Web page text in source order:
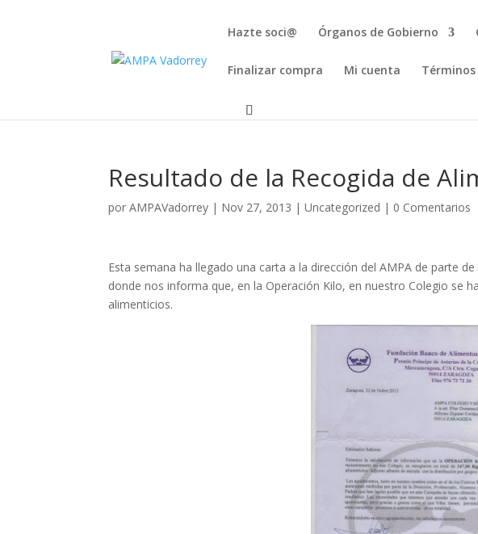
Hazte soci@ Órganos de Gobierno
Finalizar compra Mi cuenta
Resultado de la Recogida de
porAMPAVadorrey | Nov 27, 2013 |Uncategorized | 0 Comentarios
Esta semana ha llegado una carta a la dirección del AMPA de parte
donde nos informa que, en la Operación Kilo, en nuestro Colegio se
alimenticios.